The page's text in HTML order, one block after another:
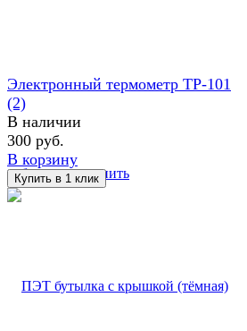
избранное сравнить
Электронный термометр TP-101
(2)
В наличии
300 руб.
В корзину